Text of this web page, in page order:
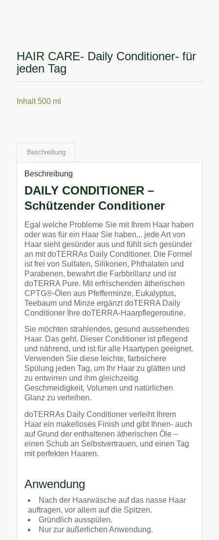
HAIR CARE- Daily Conditioner- für
jeden Tag
Inhalt 500 ml
Beschreibung
Beschreibung
DAILY CONDITIONER –
Schützender Conditioner
Egal welche Probleme Sie mit Ihrem Haar haben
oder was für ein Haar Sie haben,.. jede Art von
Haar sieht gesünder aus und fühlt sich gesünder
an mit doTERRAs Daily Conditioner. Die Formel
ist frei von Sulfaten, Silikonen, Phthalaten und
Parabenen, bewahrt die Farbbrillanz und ist
doTERRA Pure. Mit erfrischenden ätherischen
CPTG®-Ölen aus Pfefferminze, Eukalyptus,
Teebaum und Minze ergänzt doTERRA Daily
Conditioner Ihre doTERRA-Haarpflegeroutine.
Sie möchten strahlendes, gesund aussehendes
Haar. Das geht. Dieser Conditioner ist pflegend
und nährend, und ist für alle Haartypen geeignet.
Verwenden Sie diese leichte, farbsichere
Spülung jeden Tag, um Ihr Haar zu glätten und
zu entwirren und ihm gleichzeitig
Geschmeidigkeit, Volumen und natürlichen
Glanz zu verleihen.
doTERRAs Daily Conditioner verleiht Ihrem
Haar ein makelloses Finish und gibt Ihnen- auch
auf Grund der enthaltenen ätherischen Öle –
einen Schub an Selbstvertrauen, und einen Tag
mit perfekten Haaren.
Anwendung
Nach der Haarwäsche auf das nasse Haar
auftragen, vor allem auf die Spitzen.
Gründlich ausspülen.
Nur zur äußerlichen Anwendung.